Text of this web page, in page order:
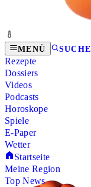
MENÜ SUCHE
Rezepte
Dossiers
Videos
Podcasts
Horoskope
Spiele
E-Paper
Wetter
Startseite
Meine Region
Top News